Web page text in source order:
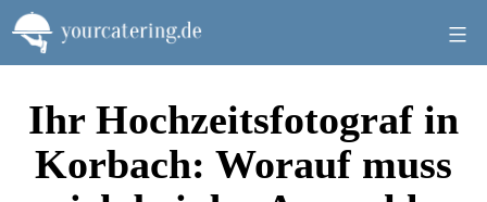
Zum
Inhalt
springen
Ihr Hochzeitsfotograf in
Korbach: Worauf muss